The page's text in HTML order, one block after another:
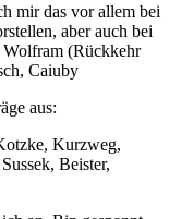
mir das vor allem bei
aber auch bei
(Rückkehr
Caiuby
aus:
Kurzweg,
Beister,